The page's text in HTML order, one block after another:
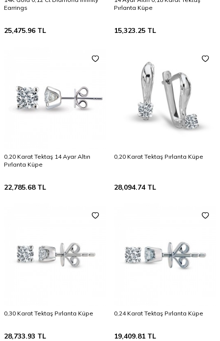
Earrings
25,475.96 TL
Pırlanta Küpe
15,323.25 TL
0,20 Karat Tektaş 14 Ayar Altın
Pırlanta Küpe
22,785.68TL
0,20 Karat Tektaş Pırlanta Küpe
28,094.74 TL
0,30 Karat Tektaş Pırlanta Küpe
28,733.93 TL
0,24 Karat Tektaş Pırlanta Küpe
19,409.81 TL